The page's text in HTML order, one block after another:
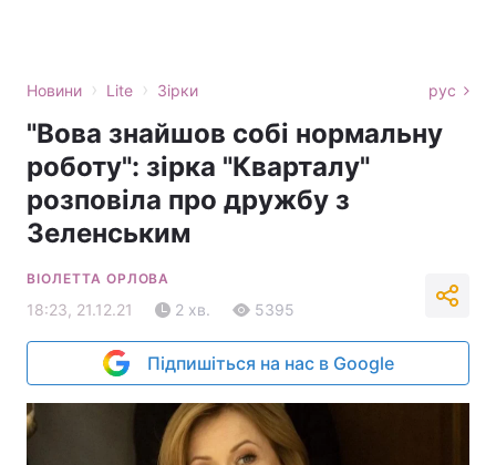
Новини › Lite › Зірки рус
"Вова знайшов собі нормальну
роботу": зірка "Кварталу"
розповіла про дружбу з
Зеленським
ВІОЛЕТТА ОРЛОВА
18:23, 21.12.21 2 хв. 5395
Підпишіться на нас в Google